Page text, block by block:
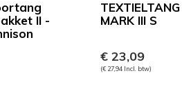
II -
TEXTIELTANG
MARK III S
€ 23,09
(€ 27,94 Incl. btw)